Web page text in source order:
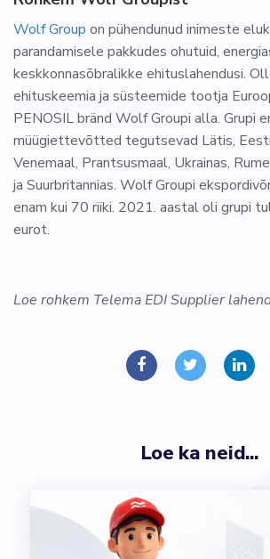
Wolf Group on pühendunud inimeste
parandamisele pakkudes ohutuid,
keskkonnasõbralikke ehituslahendusi.
ehituskeemia ja süsteemide tootja
PENOSIL bränd Wolf Groupi alla. Grupi
müügiettevõtted tegutsevad Lätis,
Venemaal, Prantsusmaal, Ukrainas,
ja Suurbritannias. Wolf Groupi
enam kui 70 riiki. 2021. aastal oli grupi
eurot.
Loe rohkem Telema EDI Supplier
Loe ka neid...